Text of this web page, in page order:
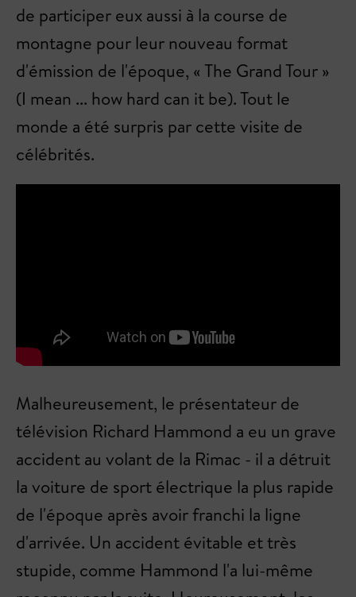
de participer eux aussi à la course de
montagne pour leur nouveau format
d'émission de l'époque, « The Grand Tour »
(I mean ... how hard can it be). Tout le
monde a été surpris par cette visite de
célébrités.
Malheureusement, le présentateur de
télévision Richard Hammond a eu un grave
accident au volant de la Rimac - il a détruit
la voiture de sport électrique la plus rapide
de l'époque après avoir franchi la ligne
d'arrivée. Un accident évitable et très
stupide, comme Hammond l'a lui-même